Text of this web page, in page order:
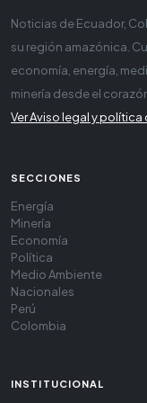
Noticias de Ecuador,
su región amazónica.
economía, energía,
minería desde el
Ver Aviso legal y
SECCIONES
Energía
Minería
Economía
Política
Medio Ambiente
Nacionales
Perú
Colombia
INSTITUCIONAL